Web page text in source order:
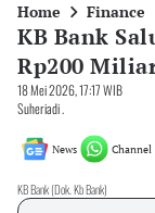
Home Finance
KB Bank
Rp200
18 Mei 2026, 17:17 WIB
Suheriadi .
News Channel
KB Bank (Dok. Kb Bank)